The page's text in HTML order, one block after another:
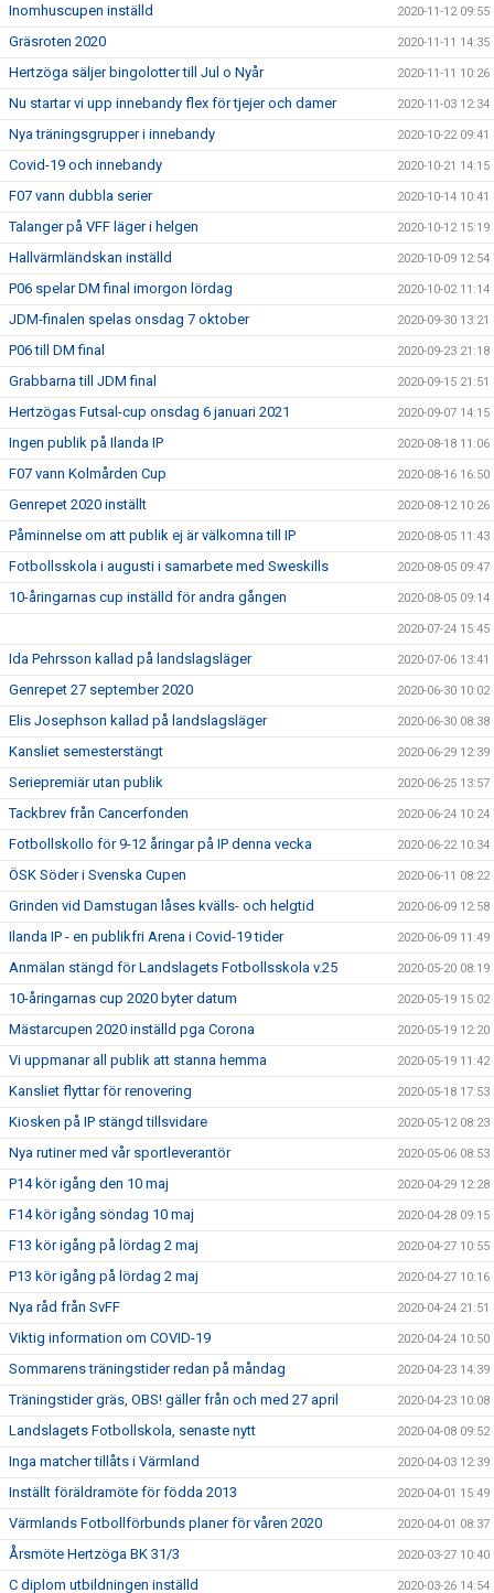
Inomhuscupen inställd 2020-11-12 09:55
Gräsroten 2020 2020-11-11 14:35
Hertzöga säljer bingolotter till Jul o Nyår 2020-11-11 10:26
Nu startar vi upp innebandy flex för tjejer och damer 2020-11-03 12:34
Nya träningsgrupper i innebandy 2020-10-22 09:41
Covid-19 och innebandy 2020-10-21 14:15
F07 vann dubbla serier 2020-10-14 10:41
Talanger på VFF läger i helgen 2020-10-12 15:19
Hallvärmländskan inställd 2020-10-09 12:54
P06 spelar DM final imorgon lördag 2020-10-02 11:14
JDM-finalen spelas onsdag 7 oktober 2020-09-30 13:21
P06 till DM final 2020-09-23 21:18
Grabbarna till JDM final 2020-09-15 21:51
Hertzögas Futsal-cup onsdag 6 januari 2021 2020-09-07 14:15
Ingen publik på Ilanda IP 2020-08-18 11:06
F07 vann Kolmården Cup 2020-08-16 16:50
Genrepet 2020 inställt 2020-08-12 10:26
Påminnelse om att publik ej är välkomna till IP 2020-08-05 11:43
Fotbollsskola i augusti i samarbete med Sweskills 2020-08-05 09:47
10-åringarnas cup inställd för andra gången 2020-08-05 09:14
2020-07-24 15:45
Ida Pehrsson kallad på landslagsläger 2020-07-06 13:41
Genrepet 27 september 2020 2020-06-30 10:02
Elis Josephson kallad på landslagsläger 2020-06-30 08:38
Kansliet semesterstängt 2020-06-29 12:39
Seriepremiär utan publik 2020-06-25 13:57
Tackbrev från Cancerfonden 2020-06-24 10:24
Fotbollskollo för 9-12 åringar på IP denna vecka 2020-06-22 10:34
ÖSK Söder i Svenska Cupen 2020-06-11 08:22
Grinden vid Damstugan låses kvälls- och helgtid 2020-06-09 12:58
Ilanda IP - en publikfri Arena i Covid-19 tider 2020-06-09 11:49
Anmälan stängd för Landslagets Fotbollsskola v.25 2020-05-20 08:19
10-åringarnas cup 2020 byter datum 2020-05-19 15:02
Mästarcupen 2020 inställd pga Corona 2020-05-19 12:20
Vi uppmanar all publik att stanna hemma 2020-05-19 11:42
Kansliet flyttar för renovering 2020-05-18 17:53
Kiosken på IP stängd tillsvidare 2020-05-12 08:23
Nya rutiner med vår sportleverantör 2020-05-06 08:53
P14 kör igång den 10 maj 2020-04-29 12:28
F14 kör igång söndag 10 maj 2020-04-28 09:15
F13 kör igång på lördag 2 maj 2020-04-27 10:55
P13 kör igång på lördag 2 maj 2020-04-27 10:16
Nya råd från SvFF 2020-04-24 21:51
Viktig information om COVID-19 2020-04-24 10:50
Sommarens träningstider redan på måndag 2020-04-23 14:39
Träningstider gräs, OBS! gäller från och med 27 april 2020-04-23 10:08
Landslagets Fotbollskola, senaste nytt 2020-04-08 09:52
Inga matcher tillåts i Värmland 2020-04-03 12:39
Inställt föräldramöte för födda 2013 2020-04-01 15:49
Värmlands Fotbollförbunds planer för våren 2020 2020-04-01 08:37
Årsmöte Hertzöga BK 31/3 2020-03-27 10:40
C diplom utbildningen inställd 2020-03-26 14:54